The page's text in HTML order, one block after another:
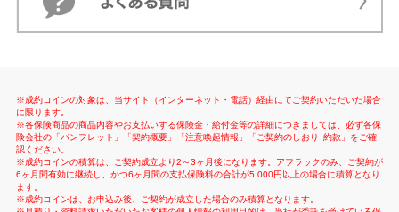
※成約コインの対象は、当サイト（インターネット・電話）経由にてご契約いただいた場合
に限ります。
※各保険商品の商品内容やお支払いする保険金・給付金等の詳細につきましては、必ず各保
険会社の「パンフレット」「契約概要」「注意喚起情報」「ご契約のしおり･約款」をご確
認ください。
※成約コインの積算は、ご契約成立より2～3ヶ月後になります。アフラックのみ、ご契約が
6ヶ月間有効に継続し、かつ6ヶ月間の支払保険料の合計が5,000円以上の場合に積算となり
ます。
※成約コインは、お申込み後、ご契約が成立した場合のみ積算となります。